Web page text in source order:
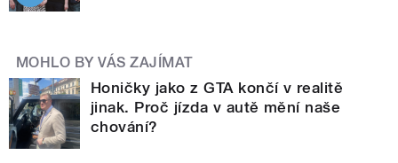
MOHLO BY VÁS ZAJÍMAT
Honičky jako z GTA končí v realitě
jinak. Proč jízda v autě mění naše
chování?